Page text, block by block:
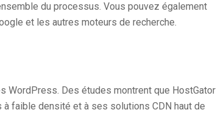
du processus. Vous pouvez également
et les autres moteurs de recherche.
WordPress. Des études montrent que HostGator
faible densité et à ses solutions CDN haut de